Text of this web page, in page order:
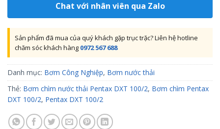
Chat với nhân viên qua Zalo
Sản phẩm đã mua của quý khách gặp trục trặc? Liên hệ hotline
chăm sóc khách hàng 0972 567 688
Danh mục: Bơm Công Nghiệp, Bơm nước thải
Thẻ: Bơm chìm nước thải Pentax DXT 100/2, Bơm chìm Pentax
DXT 100/2, Pentax DXT 100/2